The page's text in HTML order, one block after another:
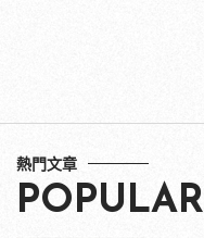
熱門文章
POPULAR